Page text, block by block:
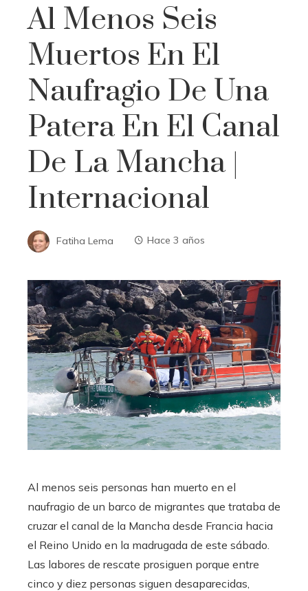
Al Menos Seis
Muertos En El
Naufragio De Una
Patera En El Canal
De La Mancha |
Internacional
Fatiha Lema Hace 3 años
Al menos seis personas han muerto en el
naufragio de un barco de migrantes que trataba de
cruzar el canal de la Mancha desde Francia hacia
el Reino Unido en la madrugada de este sábado.
Las labores de rescate prosiguen porque entre
cinco y diez personas siguen desaparecidas,